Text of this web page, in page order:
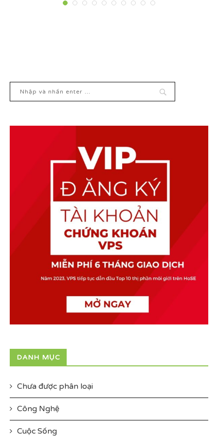
DANH MỤC
Chưa được phân loại
Công Nghệ
Cuộc Sống